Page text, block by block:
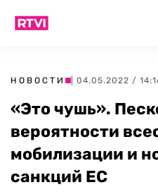
НОВОСТИ | 04.05.2022 /
«Это чушь».
вероятности
мобилизации и
санкций ЕС